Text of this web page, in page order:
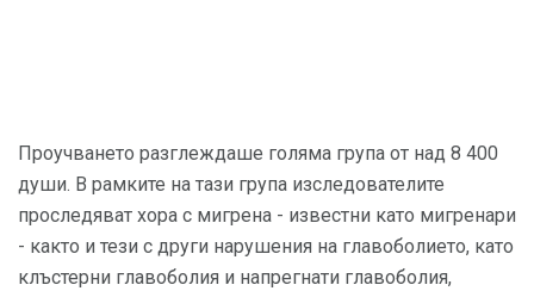
Проучването разглеждаше голяма група от над 8 400
души. В рамките на тази група изследователите
проследяват хора с мигрена - известни като мигренари
- както и тези с други нарушения на главоболието, като
клъстерни главоболия и напрегнати главоболия,